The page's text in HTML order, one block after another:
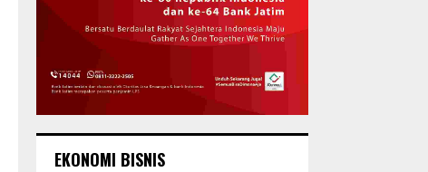
EKONOMI BISNIS